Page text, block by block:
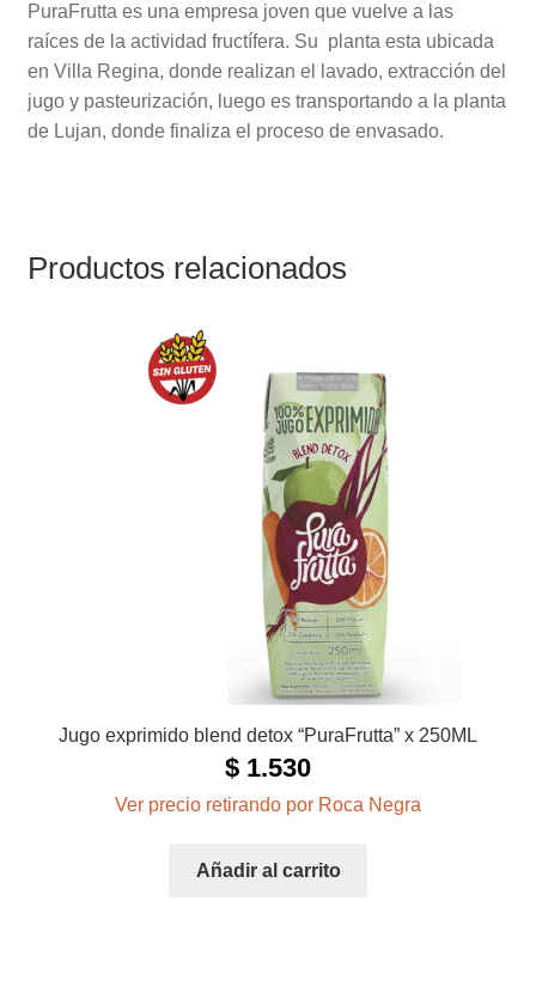
PuraFrutta es una empresa joven que vuelve a las
raíces de la actividad fructífera. Su planta esta ubicada
en Villa Regina, donde realizan el lavado, extracción del
jugo y pasteurización, luego es transportando a la planta
de Lujan, donde finaliza el proceso de envasado.
Productos relacionados
Jugo exprimido blend detox “PuraFrutta” x 250ML
$ 1.530
Ver precio retirando por Roca Negra
Añadir al carrito